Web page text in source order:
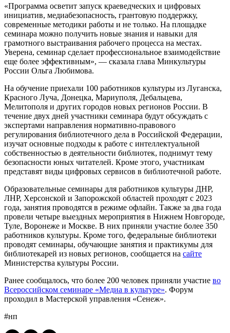
«Программа осветит запуск краеведческих и цифровых
инициатив, медиабезопасность, грантовую поддержку,
современные методики работы и не только. На площадке
семинара можно получить новые знания и навыки для
грамотного выстраивания рабочего процесса на местах.
Уверена, семинар сделает профессиональное взаимодействие
еще более эффективным», — сказала глава Минкультуры
России Ольга Любимова.
На обучение приехали 100 работников культуры из Луганска,
Красного Луча, Донецка, Мариуполя, Дебальцева,
Мелитополя и других городов новых регионов России. В
течение двух дней участники семинара будут обсуждать с
экспертами направления нормативно-правового
регулирования библиотечного дела в Российской Федерации,
изучат основные подходы к работе с интеллектуальной
собственностью в деятельности библиотек, поднимут тему
безопасности юных читателей. Кроме этого, участникам
представят виды цифровых сервисов в библиотечной работе.
Образовательные семинары для работников культуры ДНР,
ЛНР, Херсонской и Запорожской областей проходят с 2023
года, занятия проводятся в режиме офлайн. Также за два года
провели четыре выездных мероприятия в Нижнем Новгороде,
Туле, Воронеже и Москве. В них приняли участие более 350
работников культуры. Кроме того, федеральные библиотеки
проводят семинары, обучающие занятия и практикумы для
библиотекарей из новых регионов, сообщается на сайте
Министерства культуры России.
Ранее сообщалось, что более 200 человек приняли участие во
Всероссийском семинаре «Медиа в культуре». Форум
проходил в Мастерской управления «Сенеж».
#нп